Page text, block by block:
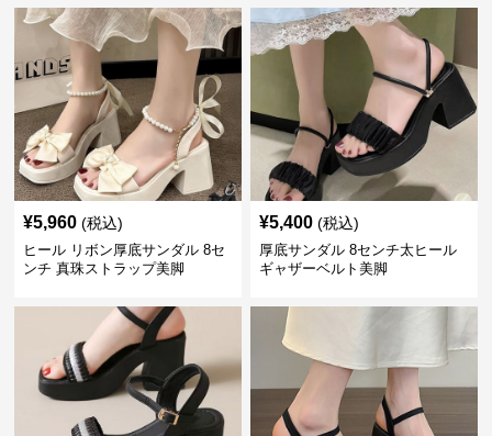
¥5,960 (税込)
ヒール リボン厚底サンダル 8セ
ンチ 真珠ストラップ美脚
¥5,400 (税込)
厚底サンダル 8センチ太ヒール
ギャザーベルト美脚